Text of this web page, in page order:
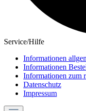
Service/Hilfe
Informationen
Informationen
Informationen zum
Datenschutz
Impressum